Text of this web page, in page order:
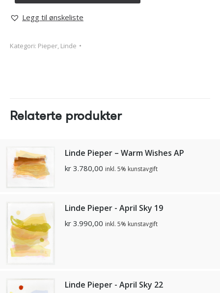
Legg til ønskeliste
Kategori: Pieper, Linde
Relaterte produkter
Linde Pieper – Warm Wishes AP
kr 3.780,00 inkl. 5% kunstavgift
Linde Pieper - April Sky 19
kr 3.990,00 inkl. 5% kunstavgift
Linde Pieper - April Sky 22